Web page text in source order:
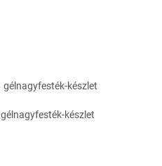
gélnagyfesték-készlet
gélnagyfesték-készlet